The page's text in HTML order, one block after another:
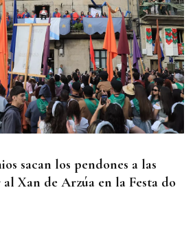
sacan los pendones a las
Xan de Arzúa en la Festa do